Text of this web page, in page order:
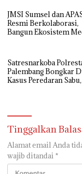
JMSI Sumsel dan
Resmi Berkolaborasi,
Bangun Ekosistem
Kreatif
Satresnarkoba
Palembang Bongkar
Kasus Peredaran Sabu,
Tinggalkan
Alamat email Anda
wajib ditandai *